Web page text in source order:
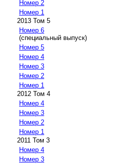
Номер 2
Номер 1
2013 Том 5
Номер 6
(специальный выпуск)
Номер 5
Номер 4
Номер 3
Номер 2
Номер 1
2012 Том 4
Номер 4
Номер 3
Номер 2
Номер 1
2011 Том 3
Номер 4
Номер 3